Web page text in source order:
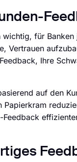
für
Vertrauen
Ihre
auf den
Papierkram